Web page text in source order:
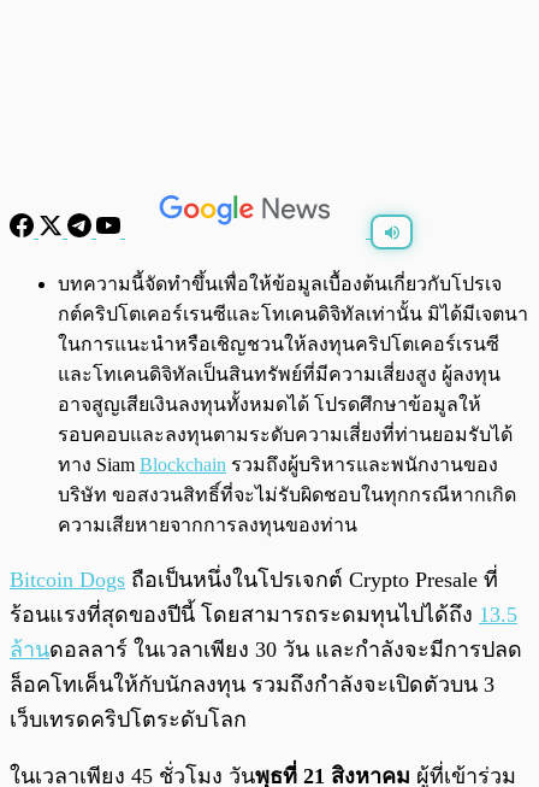
พร้อมเล่น 0:00/0:00
บทความนี้จัดทำขึ้นเพื่อให้ข้อมูลเบื้องต้นเกี่ยวกับโปรเจ
กต์คริปโตเคอร์เรนซีและโทเคนดิจิทัลเท่านั้น มิได้มีเจตนา
ในการแนะนำหรือเชิญชวนให้ลงทุนคริปโตเคอร์เรนซี
และโทเคนดิจิทัลเป็นสินทรัพย์ที่มีความเสี่ยงสูง ผู้ลงทุน
อาจสูญเสียเงินลงทุนทั้งหมดได้ โปรดศึกษาข้อมูลให้
รอบคอบและลงทุนตามระดับความเสี่ยงที่ท่านยอมรับได้
ทาง Siam Blockchain รวมถึงผู้บริหารและพนักงานของ
บริษัท ขอสงวนสิทธิ์ที่จะไม่รับผิดชอบในทุกกรณีหากเกิด
ความเสียหายจากการลงทุนของท่าน
Bitcoin Dogs ถือเป็นหนึ่งในโปรเจกต์ Crypto Presale ที่
ร้อนแรงที่สุดของปีนี้ โดยสามารถระดมทุนไปได้ถึง 13.5
ล้านดอลลาร์ ในเวลาเพียง 30 วัน และกำลังจะมีการปลด
ล็อคโทเค็นให้กับนักลงทุน รวมถึงกำลังจะเปิดตัวบน 3
เว็บเทรดคริปโตระดับโลก
ในเวลาเพียง 45 ชั่วโมง วันพุธที่ 21 สิงหาคม ผู้ที่เข้าร่วม